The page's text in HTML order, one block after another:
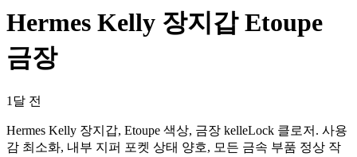
Hermes Kelly 장지갑 Etoupe
금장
1달 전
Hermes Kelly 장지갑, Etoupe 색상, 금장 kelleLock 클로저. 사용
감 최소화, 내부 지퍼 포켓 상태 양호, 모든 금속 부품 정상 작